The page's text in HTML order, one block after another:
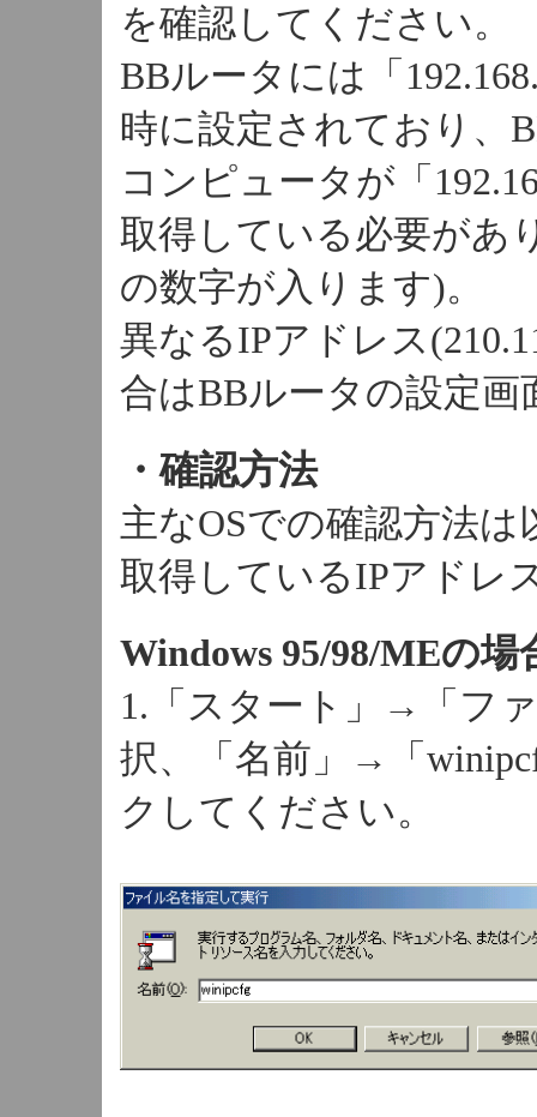
を確認してください。
BBルータには「
時に設定されており、
コンピュータが「
取得している必要があ
の数字が入ります)。
異なるIPアドレス
合はBBルータの設定
・確認方法
主なOSでの確認方法
取得しているIPアドレ
Windows 95/98/MEの場
1.「スタート」→「フ
択、「名前」→「
クしてください。